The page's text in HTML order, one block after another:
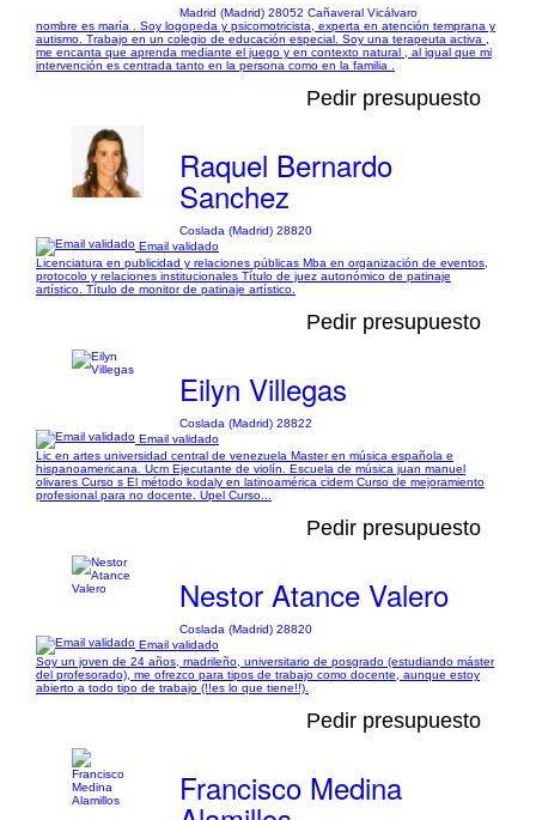
Madrid (Madrid) 28052 Cañaveral Vicálvaro
nombre es maría . Soy logopeda y psicomotricista, experta en atención temprana y
autismo. Trabajo en un colegio de educación especial. Soy una terapeuta activa ,
me encanta que aprenda mediante el juego y en contexto natural , al igual que mi
intervención es centrada tanto en la persona como en la familia .
Pedir presupuesto
Raquel Bernardo
Sanchez
Coslada (Madrid) 28820
Email validado
Licenciatura en publicidad y relaciones públicas Mba en organización de eventos,
protocolo y relaciones institucionales Título de juez autonómico de patinaje
artístico. Título de monitor de patinaje artístico.
Pedir presupuesto
Eilyn Villegas
Coslada (Madrid) 28822
Email validado
Lic en artes universidad central de venezuela Master en música española e
hispanoamericana. Ucm Ejecutante de violín. Escuela de música juan manuel
olivares Curso s El método kodaly en latinoamérica cidem Curso de mejoramiento
profesional para no docente. Upel Curso...
Pedir presupuesto
Nestor Atance Valero
Coslada (Madrid) 28820
Email validado
Soy un joven de 24 años, madrileño, universitario de posgrado (estudiando máster
del profesorado), me ofrezco para tipos de trabajo como docente, aunque estoy
abierto a todo tipo de trabajo (!!es lo que tiene!!).
Pedir presupuesto
Francisco Medina